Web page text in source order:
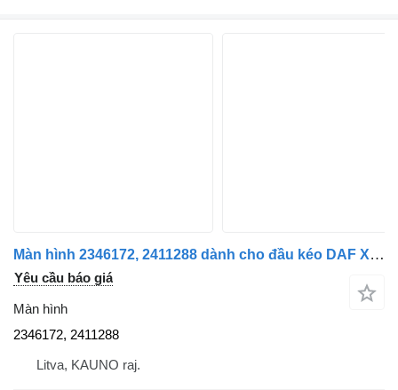
Màn hình 2346172, 2411288 dành cho đầu kéo DAF XF, XG
Yêu cầu báo giá
Màn hình
2346172, 2411288
Litva, KAUNO raj.